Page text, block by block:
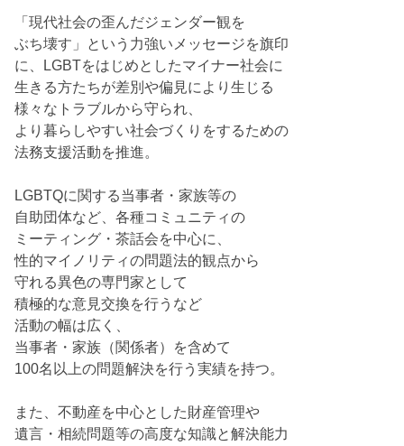
「現代社会の歪んだジェンダー観を
ぶち壊す」という力強いメッセージを旗印
に、LGBTをはじめとしたマイナー社会に
生きる方たちが差別や偏見により生じる
様々なトラブルから守られ、
より暮らしやすい社会づくりをするための
法務支援活動を推進。
LGBTQに関する当事者・家族等の
自助団体など、各種コミュニティの
ミーティング・茶話会を中心に、
性的マイノリティの問題法的観点から
守れる異色の専門家として
積極的な意見交換を行うなど
活動の幅は広く、
当事者・家族（関係者）を含めて
100名以上の問題解決を行う実績を持つ。
また、不動産を中心とした財産管理や
遺言・相続問題等の高度な知識と解決能力